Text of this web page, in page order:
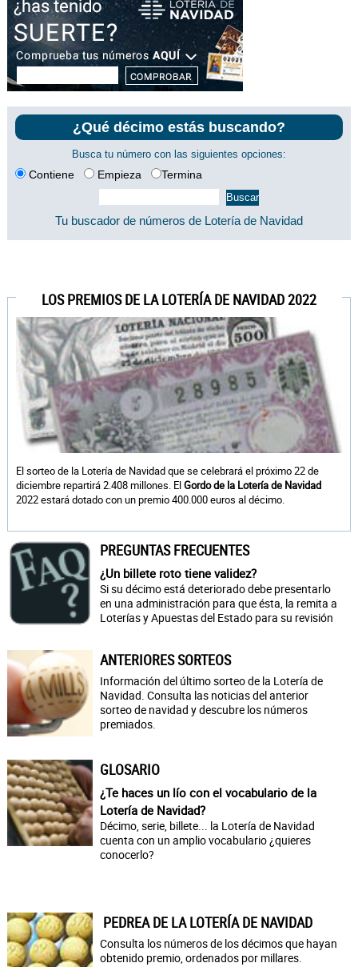
¿Qué décimo estás buscando?
Busca tu número con las siguientes opciones:
Contiene Empieza Termina
Tu buscador de números de Lotería de Navidad
LOS PREMIOS DE LA LOTERÍA DE NAVIDAD 2022
El sorteo de la Lotería de Navidad que se celebrará el próximo 22 de
diciembre repartirá 2.408 millones. ElGordo de la Lotería de Navidad
2022 estará dotado con un premio 400.000 euros al décimo.
PREGUNTAS FRECUENTES
¿Un billete roto tiene validez?
Si su décimo está deteriorado debe presentarlo
en una administración para que ésta, la remita a
Loterías y Apuestas del Estado para su revisión
ANTERIORES SORTEOS
Información del último sorteo de la Lotería de
Navidad. Consulta las noticias del anterior
sorteo de navidad y descubre los números
premiados.
GLOSARIO
¿Te haces un lío con el vocabulario de la
Lotería de Navidad?
Décimo, serie, billete... la Lotería de Navidad
cuenta con un amplio vocabulario ¿quieres
conocerlo?
PEDREA DE LA LOTERÍA DE NAVIDAD
Consulta los números de los décimos que hayan
obtenido premio, ordenados por millares.